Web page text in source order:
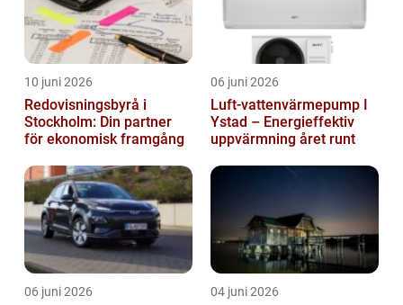
10 juni 2026
Redovisningsbyrå i
Stockholm: Din partner
för ekonomisk framgång
06 juni 2026
Luft-vattenvärmepump I
Ystad – Energieffektiv
uppvärmning året runt
06 juni 2026 04 juni 2026